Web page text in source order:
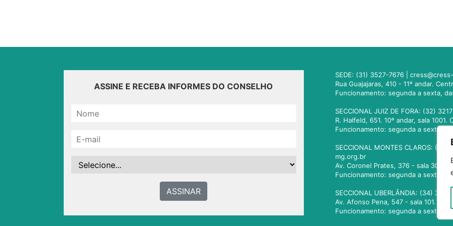
ASSINE E RECEBA INFORMES DO CONSELHO
ASSINAR
SEDE: (31) 3527-7676 |
Rua Guajajaras, 410 - 11º andar.
Funcionamento: segunda a sexta,
SECCIONAL JUIZ DE FORA: (32)
R. Halfeld, 651. 10º andar, sala
Funcionamento: segunda a sexta,
SECCIONAL MONTES CLAROS:
mg.org.br
Av. Coronel Prates, 376 - sala 301.
Funcionamento: segunda a sexta,
SECCIONAL UBERLÂNDIA: (34)
Av. Afonso Pena, 547 - sala 101.
Funcionamento: segunda a sexta,